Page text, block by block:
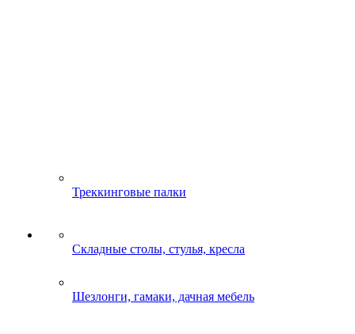
Треккинговые палки
Складные столы, стулья, кресла
Шезлонги, гамаки, дачная мебель